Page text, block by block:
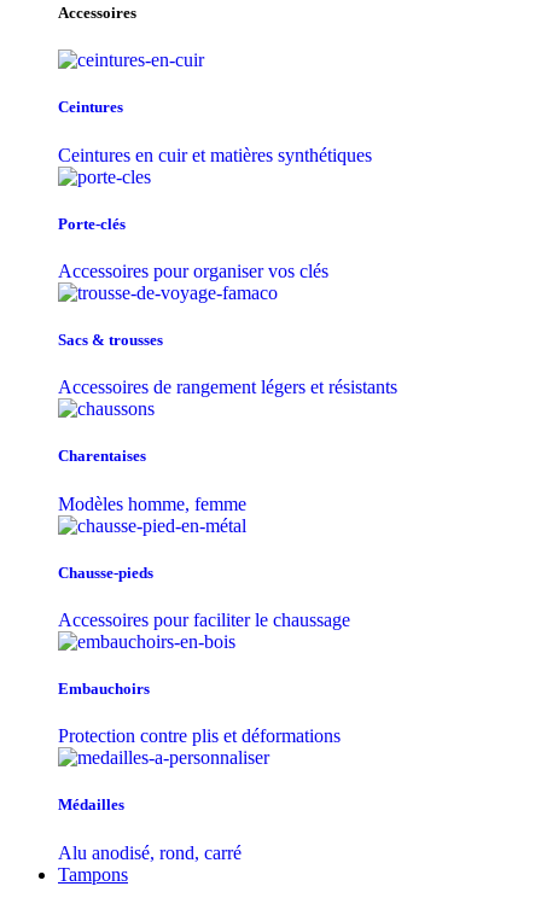
Accessoires
Ceintures
Ceintures en cuir et matières synthétiques
Porte-clés
Accessoires pour organiser vos clés
Sacs & trousse​s
Accessoires de rangement légers et résistants
Charentaises
Modèles homme, femme
Chausse-pieds
Accessoires pour faciliter le chaussage
Embauchoirs
Protection contre plis et déformations
Médailles
Alu anodisé, rond, carré
Tampons